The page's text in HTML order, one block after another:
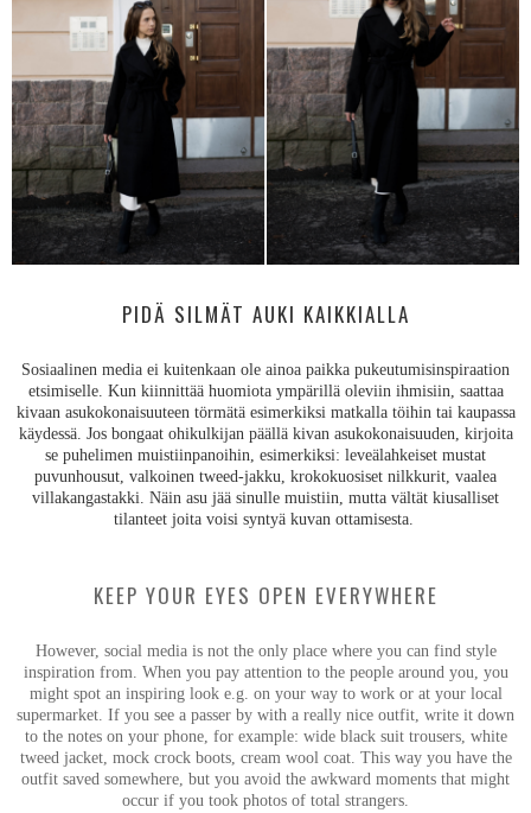
PIDÄ SILMÄT AUKI KAIKKIALLA
Sosiaalinen media ei kuitenkaan ole ainoa paikka pukeutumisinspiraation
etsimiselle. Kun kiinnittää huomiota ympärillä oleviin ihmisiin, saattaa
kivaan asukokonaisuuteen törmätä esimerkiksi matkalla töihin tai kaupassa
käydessä. Jos bongaat ohikulkijan päällä kivan asukokonaisuuden, kirjoita
se puhelimen muistiinpanoihin, esimerkiksi: leveälahkeiset mustat
puvunhousut, valkoinen tweed-jakku, krokokuosiset nilkkurit, vaalea
villakangastakki. Näin asu jää sinulle muistiin, mutta vältät kiusalliset
tilanteet joita voisi syntyä kuvan ottamisesta.
KEEP YOUR EYES OPEN EVERYWHERE
However, social media is not the only place where you can find style
inspiration from. When you pay attention to the people around you, you
might spot an inspiring look e.g. on your way to work or at your local
supermarket. If you see a passer by with a really nice outfit, write it down
to the notes on your phone, for example: wide black suit trousers, white
tweed jacket, mock crock boots, cream wool coat. This way you have the
outfit saved somewhere, but you avoid the awkward moments that might
occur if you took photos of total strangers.